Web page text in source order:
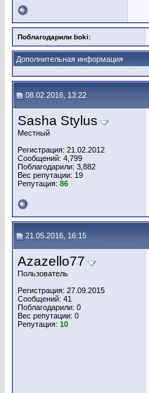
Поблагодарили boki:
Дополнительная информация
08.02.2016, 13:22
Sasha Stylus
Местный
Регистрация: 21.02.2012
Сообщений: 4,799
Поблагодарили: 3,882
Вес репутации: 19
Репутация: 86
21.05.2016, 16:15
Azazello77
Пользователь
Регистрация: 27.09.2015
Сообщений: 41
Поблагодарили: 0
Вес репутации: 0
Репутация: 10